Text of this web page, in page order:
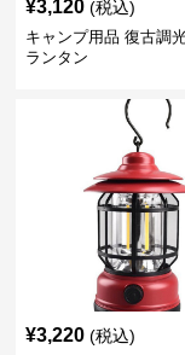
¥3,120 (税込)
キャンプ用品 復古調
ランタン
¥3,220 (税込)